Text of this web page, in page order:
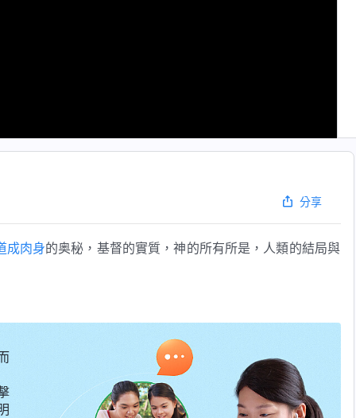
分享
成肉身的奥秘，基督的實質，神的所有所是，人類的結局與